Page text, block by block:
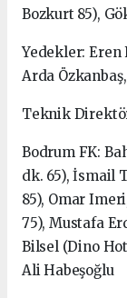
Bozkurt 85),
Yedekler: Eren
Arda
Teknik
Bodrum FK:
dk. 65), İsmail
85), Omar
75), Mustafa
Bilsel (Dino
Ali Habeşoğlu